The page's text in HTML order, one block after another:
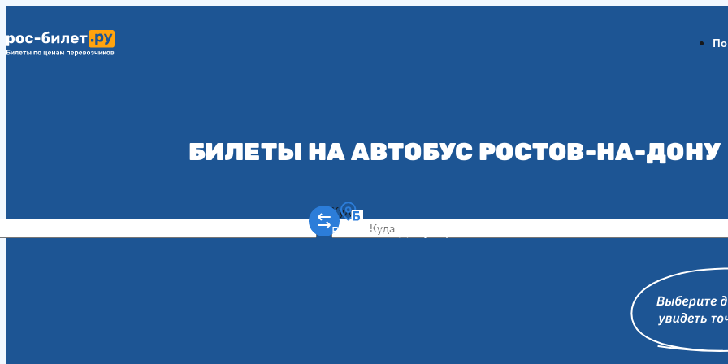
БИЛЕТЫ НА АВТОБУС РОСТОВ-НА-
Куда
Ростов-на-Дону